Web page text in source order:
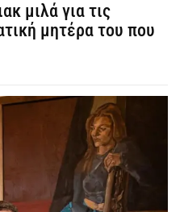
μιλά για τις
μητέρα του που